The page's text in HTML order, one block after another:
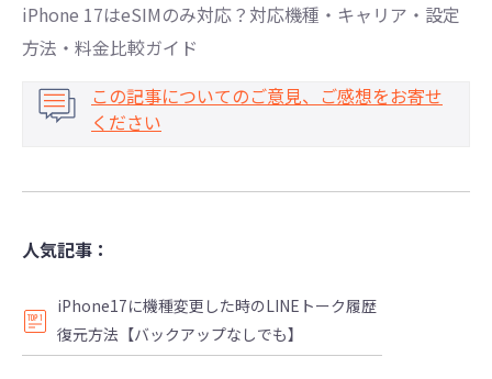
iPhone 17はeSIMのみ対応？対応機種・キャリア・設定
方法・料金比較ガイド
この記事についてのご意見、ご感想をお寄せ
ください
人気記事：
iPhone17に機種変更した時のLINEトーク履歴
復元方法【バックアップなしでも】